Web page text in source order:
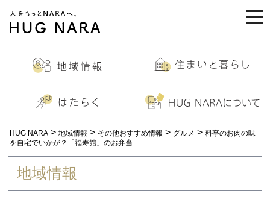
HUG NARA > 地域情報 > その他おすすめ情報 > グルメ > 料亭のお肉の味
を自宅でいかが？「福寿館」のお弁当
地域情報